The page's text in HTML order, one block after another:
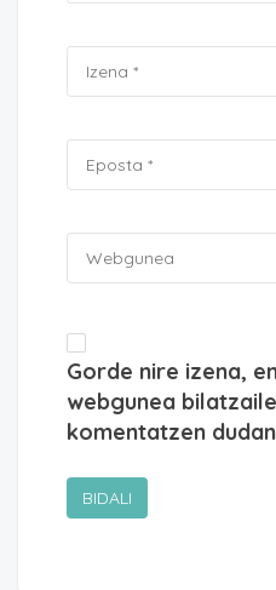
Gorde nire izena,
webgunea
komentatzen